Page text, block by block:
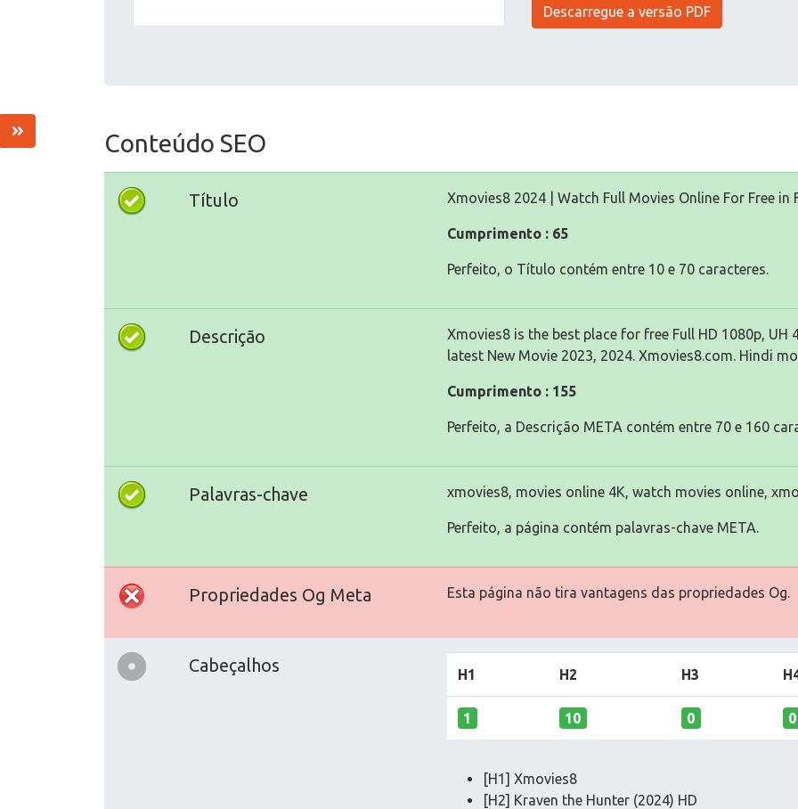
Descarregue a versão PDF
Conteúdo SEO
Título Xmovies8 2024 | Watch Full Movies Online For Free in
Cumprimento : 65
Perfeito, o Título contém entre 10 e 70 caracteres.
Descrição
Xmovies8 is the best place for free Full HD 1080p,
latest New Movie 2023, 2024. Xmovies8.com. Hindi
Cumprimento : 155
Perfeito, a Descrição META contém entre 70 e 160
Palavras-chave xmovies8, movies online 4K, watch movies online,
Perfeito, a página contém palavras-chave META.
Propriedades Og Meta Esta página não tira vantagens das propriedades Og.
Cabeçalhos H1 H2 H3
1 10 0 0
[H1] Xmovies8
[H2] Kraven the Hunter (2024) HD